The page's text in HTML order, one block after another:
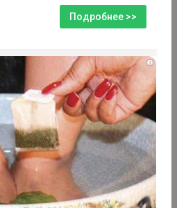
Подробнее >>
i